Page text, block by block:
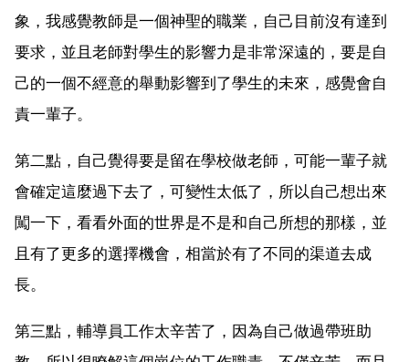
象，我感覺教師是一個神聖的職業，自己目前沒有達到
要求，並且老師對學生的影響力是非常深遠的，要是自
己的一個不經意的舉動影響到了學生的未來，感覺會自
責一輩子。
第二點，自己覺得要是留在學校做老師，可能一輩子就
會確定這麼過下去了，可變性太低了，所以自己想出來
闖一下，看看外面的世界是不是和自己所想的那樣，並
且有了更多的選擇機會，相當於有了不同的渠道去成
長。
第三點，輔導員工作太辛苦了，因為自己做過帶班助